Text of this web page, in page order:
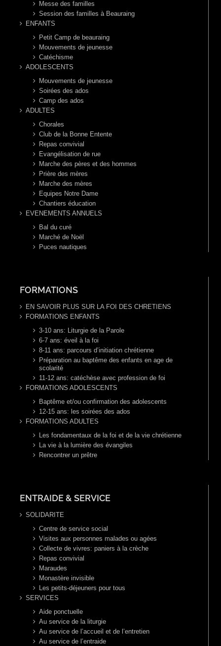
Messe des familles
Session des familles à Beauraing
ENFANTS
Petit Camp de beauraing
Mouvements de jeunesse
Catéchisme
ADOLESCENTS
Mouvements de jeunesse
Soirées des ados
Camp des ados
ADULTES
Chorales
Club de la Bonne Entente
Repas convivial
Evangélisation de rue
Marche des pères et des hommes
Prière des mères
Marche des mères
Equipes Notre Dame
Chantiers éducation
EVENEMENTS ANNUELS
Bal du curé
Marché de Noël
Puces nautiques
FORMATIONS
EN SAVOIR PLUS SUR LA FOI DES CHRETIENS
FORMATIONS ENFANTS
3-10 ans: Liturgie de la Parole
6-7 ans: éveil à la foi
8-11 ans: parcours d’initiation chrétienne
Préparation au baptême des enfants en age de
scolarité
11-12 ans: catéchèse avec profession de foi
FORMATIONS ADOLESCENTS
Baptême et/ou confirmation des adolescents
12-15 ans: les soirées des ados
FORMATIONS ADULTES
Les fondamentaux de la foi et de la vie chrétienne
La vie à la lumière des évangiles
Rencontrer un prêtre
ENTRAIDE & SERVICE
SOLIDARITE
Centre de service social
Visites aux personnes malades ou agées
Collecte de vivres: paniers à la crèche
Repas convivial
Maraudes
Monastère invisible
Les petits-déjeuners pour tous
SERVICES
Aide ponctuelle
Au service de la liturgie
Au service de l’accueil et de l’entretien
Au service de l’entraide